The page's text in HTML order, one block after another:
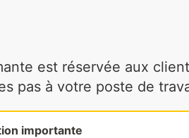
est réservée aux
pas à votre poste de
importante